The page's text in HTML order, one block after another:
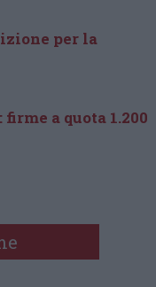
per la
a quota 1.200